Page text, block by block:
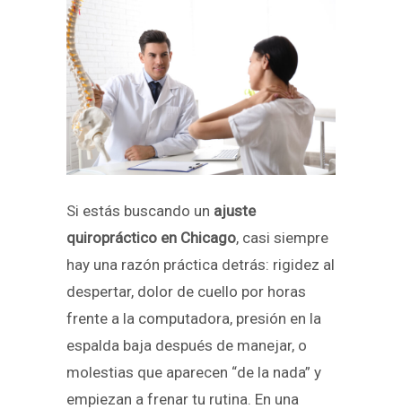
Si estás buscando un ajuste
quiropráctico en Chicago, casi siempre
hay una razón práctica detrás: rigidez al
despertar, dolor de cuello por horas
frente a la computadora, presión en la
espalda baja después de manejar, o
molestias que aparecen “de la nada” y
empiezan a frenar tu rutina. En una